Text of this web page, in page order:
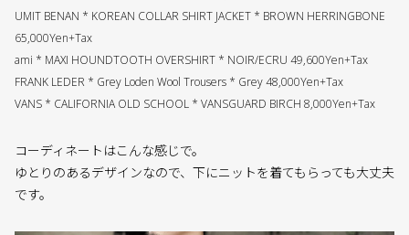
UMIT BENAN * KOREAN COLLAR SHIRT JACKET * BROWN HERRINGBONE
65,000Yen+Tax
ami * MAXI HOUNDTOOTH OVERSHIRT * NOIR/ECRU 49,600Yen+Tax
FRANK LEDER * Grey Loden Wool Trousers * Grey 48,000Yen+Tax
VANS * CALIFORNIA OLD SCHOOL * VANSGUARD BIRCH 8,000Yen+Tax
コーディネートはこんな感じで。
ゆとりのあるデザインなので、下にニットを着てもらっても大丈夫
です。